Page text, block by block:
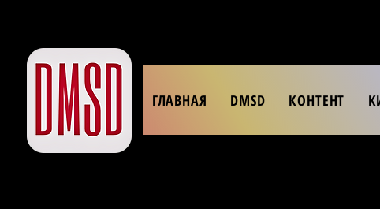
ГЛАВНАЯ DMSD КОНТЕНТ